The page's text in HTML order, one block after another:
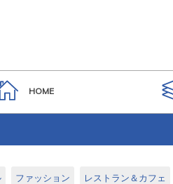
HOME
ファッション レストラン＆カフェ